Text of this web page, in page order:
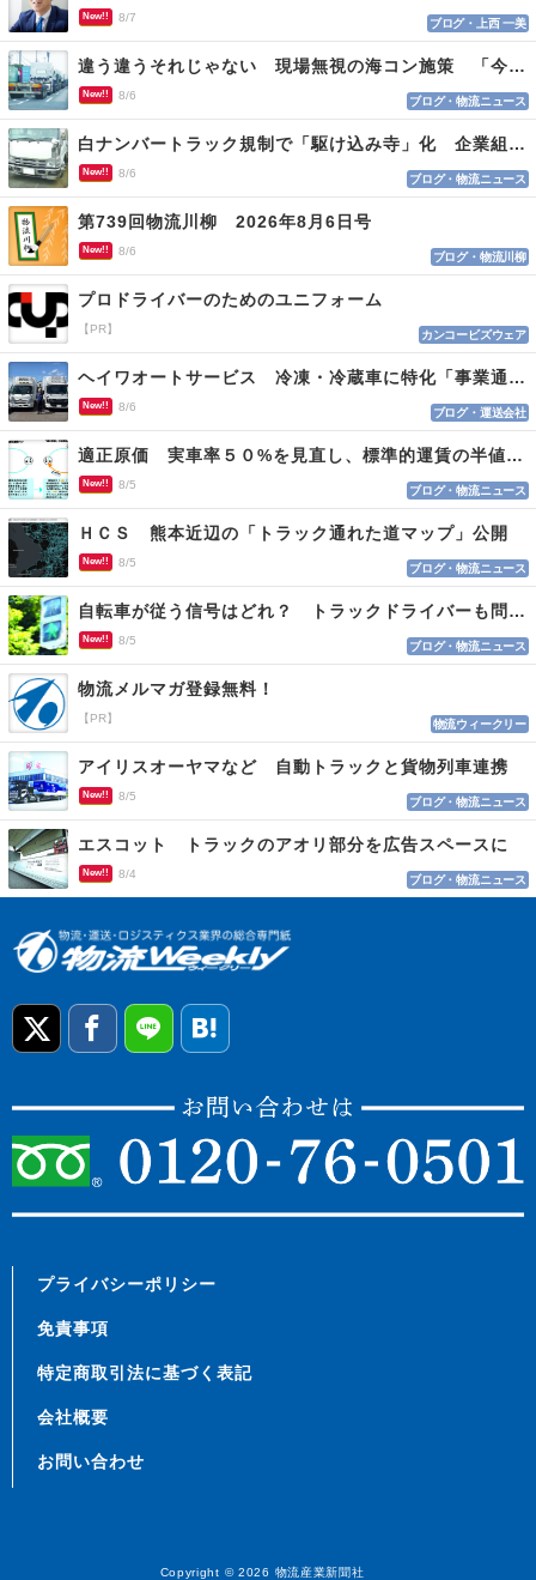
New!! 8/7 ブログ・上西 一美
違う違うそれじゃない 現場無視の海コン施策 「今でも平均２～３時間は待つ」
New!! 8/6 ブログ・物流ニュース
白ナンバートラック規制で「駆け込み寺」化 企業組合が入会基準を見直しへ
New!! 8/6 ブログ・物流ニュース
第739回物流川柳 2026年8月6日号
New!! 8/6 ブログ・物流川柳
プロドライバーのためのユニフォーム
【PR】 カンコービズウェア
ヘイワオートサービス 冷凍・冷蔵車に特化「事業通じ貢献目指す」
New!! 8/6 ブログ・運送会社
適正原価 実車率５０%を見直し、標準的運賃の半値の恐れも
New!! 8/5 ブログ・物流ニュース
ＨＣＳ 熊本近辺の「トラック通れた道マップ」公開
New!! 8/5 ブログ・物流ニュース
自転車が従う信号はどれ？ トラックドライバーも問われる認識
New!! 8/5 ブログ・物流ニュース
物流メルマガ登録無料！
【PR】 物流ウィークリー
アイリスオーヤマなど 自動トラックと貨物列車連携
New!! 8/5 ブログ・物流ニュース
エスコット トラックのアオリ部分を広告スペースに
New!! 8/4 ブログ・物流ニュース
プライバシーポリシー
免責事項
特定商取引法に基づく表記
会社概要
お問い合わせ
Copyright © 2026 物流産業新聞社